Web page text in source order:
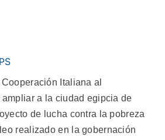
Italiana al
a la ciudad egipcia de
de lucha contra la pobreza
realizado en la gobernación